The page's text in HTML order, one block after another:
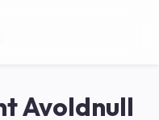
Avoldnull